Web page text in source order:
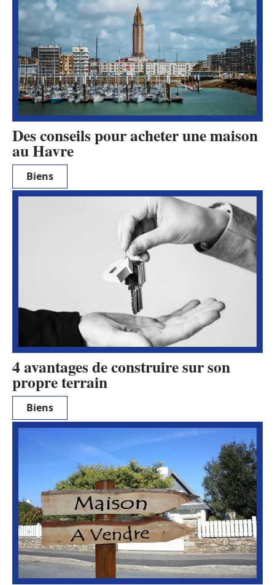
Des conseils pour acheter une maison
au Havre
Biens
4 avantages de construire sur son
propre terrain
Biens